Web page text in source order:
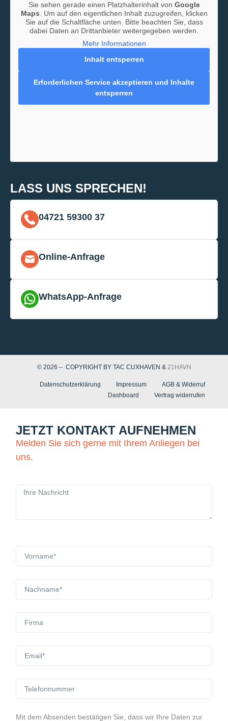
Sie sehen gerade einen Platzhalterinhalt von Google
Maps . Um auf den eigentlichen Inhalt zuzugreifen, klicken
Sie auf die Schaltfläche unten. Bitte beachten Sie, dass
dabei Daten an Drittanbieter weitergegeben werden.
Mehr Informationen
Inhalt entsperren
Erforderlichen Service akzeptieren und Inhalte
entsperren
LASS UNS SPRECHEN!
04721 59300 37
Online-Anfrage
WhatsApp-Anfrage
© 2026 – COPYRIGHT BY TAC CUXHAVEN & 21HAVN
Datenschutzerklärung Impressum
AGB & Widerruf
Dashboard
Vertrag widerrufen
JETZT KONTAKT AUFNEHMEN
Melden Sie sich gerne mit Ihrem Anliegen bei
uns.
Mit dem Absenden bestätigen Sie, dass wir Ihre Daten zur